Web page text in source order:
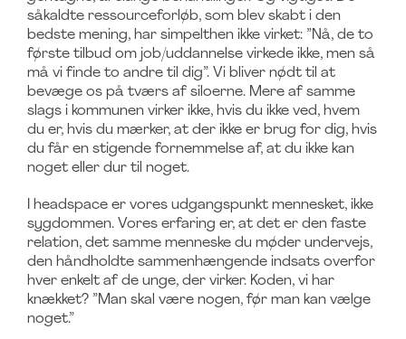
såkaldte ressourceforløb, som blev skabt i den
bedste mening, har simpelthen ikke virket: ”Nå, de to
første tilbud om job/uddannelse virkede ikke, men så
må vi finde to andre til dig”. Vi bliver nødt til at
bevæge os på tværs af siloerne. Mere af samme
slags i kommunen virker ikke, hvis du ikke ved, hvem
du er, hvis du mærker, at der ikke er brug for dig, hvis
du får en stigende fornemmelse af, at du ikke kan
noget eller dur til noget.
I headspace er vores udgangspunkt mennesket, ikke
sygdommen. Vores erfaring er, at det er den faste
relation, det samme menneske du møder undervejs,
den håndholdte sammenhængende indsats overfor
hver enkelt af de unge, der virker. Koden, vi har
knækket? ”Man skal være nogen, før man kan vælge
noget.”